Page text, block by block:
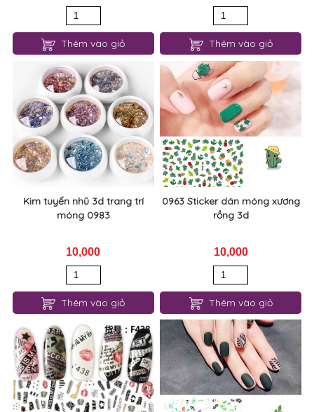
Thêm vào giỏ Thêm vào giỏ
Kim tuyến nhũ 3d trang trí
móng 0983
10,000
Thêm vào giỏ
0963 Sticker dán móng xương
rồng 3d
10,000
Thêm vào giỏ